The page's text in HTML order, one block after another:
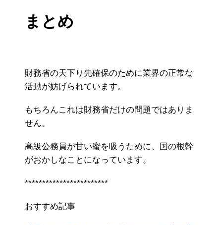
まとめ
財務省の天下り先確保のために業界の正常な
活動が妨げられています。
もちろんこれは財務省だけの問題ではありま
せん。
高級公務員が甘い蜜を吸うために、国の根幹
がおかしなことになっています。
************************
おすすめ記事